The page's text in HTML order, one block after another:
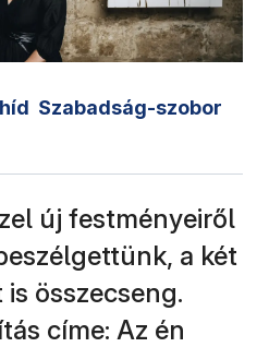
Szabadság-szobor
új festményeiről
a két
összecseng.
címe: Az én